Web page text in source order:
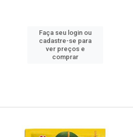
Faça seu login ou
cadastre-se para
ver preços e
comprar